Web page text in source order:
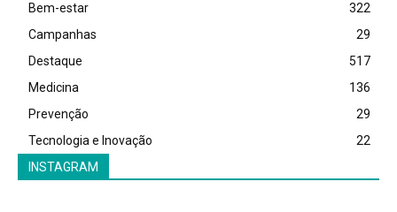
Bem-estar
322
Campanhas
29
Destaque
517
Medicina
136
Prevenção
29
Tecnologia e Inovação
22
INSTAGRAM